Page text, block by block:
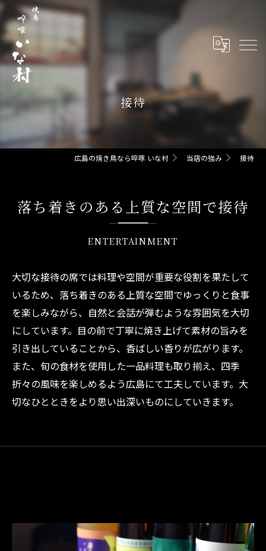
接待
広島の焼き鳥なら啐啄 いな村 当店の強み 接待
落ち着きのある上質な空間で接待
ENTERTAINMENT
大切な接待の席では料理や空間が重要な役割を果たして
いるため、落ち着きのある上質な空間でゆっくりと食事
を楽しみながら、自然と会話が弾むような雰囲気を大切
にしています。目の前で丁寧に焼き上げて素材の旨みを
引き出していることから、香ばしい香りが広がります。
また、旬の食材を使用した一品料理も取り揃え、四季
折々の風味を楽しめるよう広島にて工夫しています。大
切なひとときをより思い出深いものにしていきます。